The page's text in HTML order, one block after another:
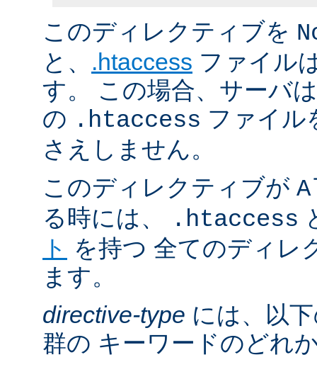
このディレクティブを
と、 .htaccess ファイル
す。 この場合、サーバ
の .htaccess ファイル
さえしません。
このディレクティブが
る時には、
.htaccess
ト を持つ 全てのディレ
ます。
directive-type には、以
群の キーワードのどれ